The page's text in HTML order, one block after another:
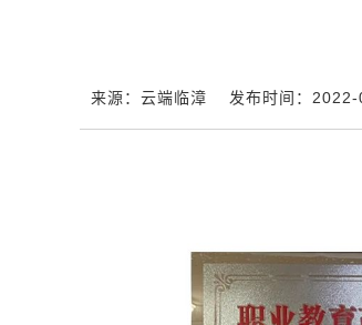
来源：云端临漳 发布时间：